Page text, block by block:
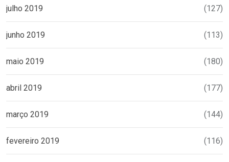
julho 2019 (127)
junho 2019 (113)
maio 2019 (180)
abril 2019 (177)
março 2019 (144)
fevereiro 2019 (116)